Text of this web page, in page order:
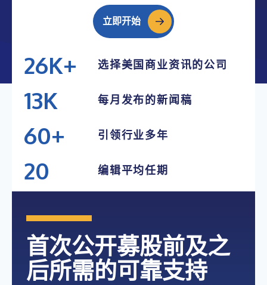
立即开始
26K+
25K+
24K+
23K+
选择美国商业资讯的公司
13K
12K
11K
10K
9K
每月发布的新闻稿
60+
59+
58+
56+
引领行业多年
20
19
18
17
16
编辑平均任期
首次公开募股前及之
后所需的可靠支持